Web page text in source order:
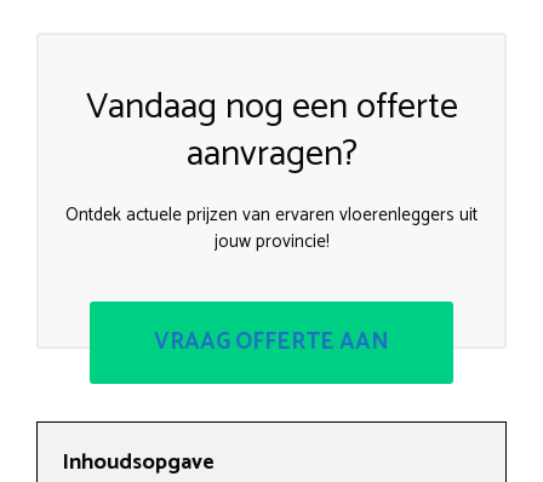
Vandaag nog een offerte
aanvragen?
Ontdek actuele prijzen van ervaren vloerenleggers uit
jouw provincie!
VRAAG OFFERTE AAN
Inhoudsopgave